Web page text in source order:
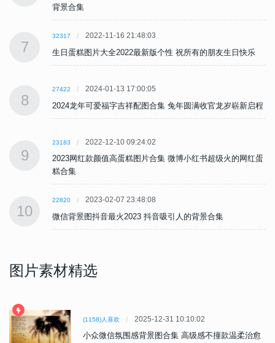
背景合集
7
32317 2022-11-16 21:48:03
生日蛋糕图片大全2022最新版个性 祝所有的朋友生日快乐
8
27422 2024-01-13 17:00:05
2024龙年可爱福字吉祥配图合集 兔年圆满收官龙岁崭新启程
9
23183 2022-12-10 09:24:02
2023网红款颜值高蛋糕图片合集 微博小红书超级火的网红蛋
糕合集
10
22820 2023-02-07 23:48:08
微信背景图抖音最火2023 抖音吸引人的背景合集
图片素材精选
(1158)人喜欢 2025-12-31 10:10:02
小众微信氛围感背景图合集 高级感不撞款温柔治愈